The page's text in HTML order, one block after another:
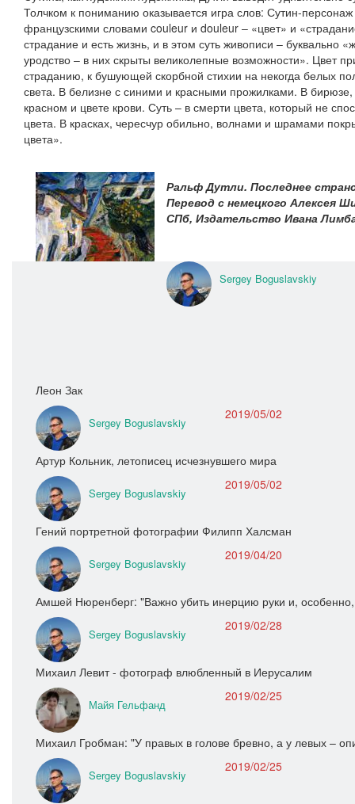
Толчком к пониманию оказывается игра слов: Сутин-
французскими словами couleur и douleur – «цвет» и
страдание и есть жизнь, и в этом суть живописи – буквально
уродство – в них скрыты великолепные возможности». Цвет
страданию, к бушующей скорбной стихии на некогда белых
света. В белизне с синими и красными прожилками. В
красном и цвете крови. Суть – в смерти цвета, который не
цвета. В красках, чересчур обильно, волнами и шрамами
цвета».
Ральф Дутли. Последнее
Перевод с немецкого Алексея
СПб, Издательство Ивана
Sergey Boguslavskiy
Леон Зак
Sergey Boguslavskiy
2019/05/02
Артур Кольник, летописец исчезнувшего мира
Sergey Boguslavskiy
2019/05/02
Гений портретной фотографии Филипп Халсман
Sergey Boguslavskiy
2019/04/20
Амшей Нюренберг: "Важно убить инерцию руки и,
Sergey Boguslavskiy
2019/02/28
Михаил Левит - фотограф влюбленный в Иерусалим
Майя Гельфанд
2019/02/25
Михаил Гробман: "У правых в голове бревно, а у левых –
Sergey Boguslavskiy
2019/02/25